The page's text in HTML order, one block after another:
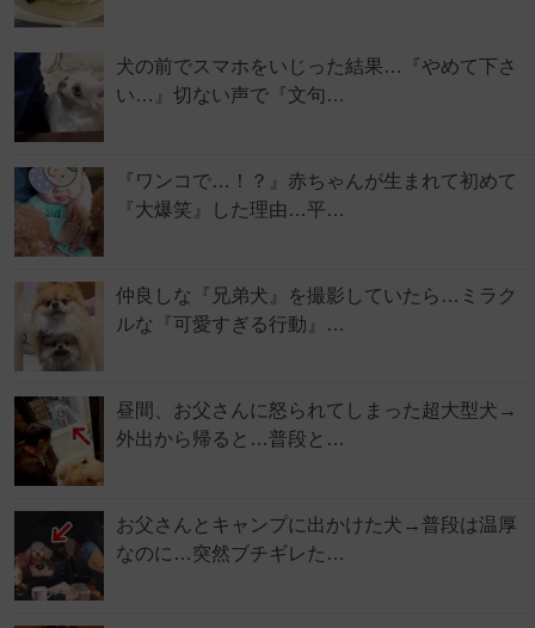
犬の前でスマホをいじった結果…『やめて下さ
い…』切ない声で『文句…
『ワンコで…！？』赤ちゃんが生まれて初めて
『大爆笑』した理由…平…
仲良しな『兄弟犬』を撮影していたら…ミラク
ルな『可愛すぎる行動』…
昼間、お父さんに怒られてしまった超大型犬→
外出から帰ると…普段と…
お父さんとキャンプに出かけた犬→普段は温厚
なのに…突然ブチギレた…